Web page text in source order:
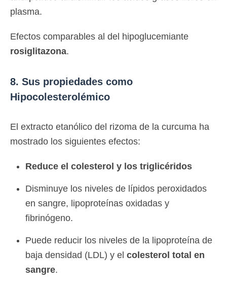
plasma.
Efectos comparables al del hipoglucemiante
rosiglitazona.
8. Sus propiedades como
Hipocolesterolémico
El extracto etanólico del rizoma de la curcuma ha
mostrado los siguientes efectos:
Reduce el colesterol y los triglicéridos
Disminuye los niveles de lípidos peroxidados
en sangre, lipoproteínas oxidadas y
fibrinógeno.
Puede reducir los niveles de la lipoproteína de
baja densidad (LDL) y el colesterol total en
sangre.